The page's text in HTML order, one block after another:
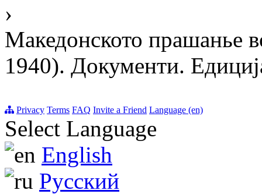
›
Македонското прашанье
1940). Документи.
Privacy Terms FAQ Invite a Friend Language (en)
Select Language
English
Русский